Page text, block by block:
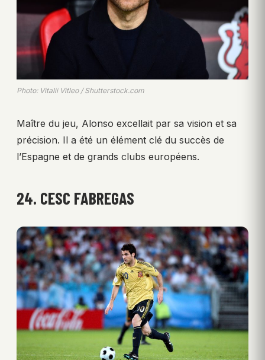
Photo: Vitalii Vitleo / Shutterstock.com
Maître du jeu, Alonso excellait par sa vision et sa
précision. Il a été un élément clé du succès de
l’Espagne et de grands clubs européens.
24. CESC FABREGAS